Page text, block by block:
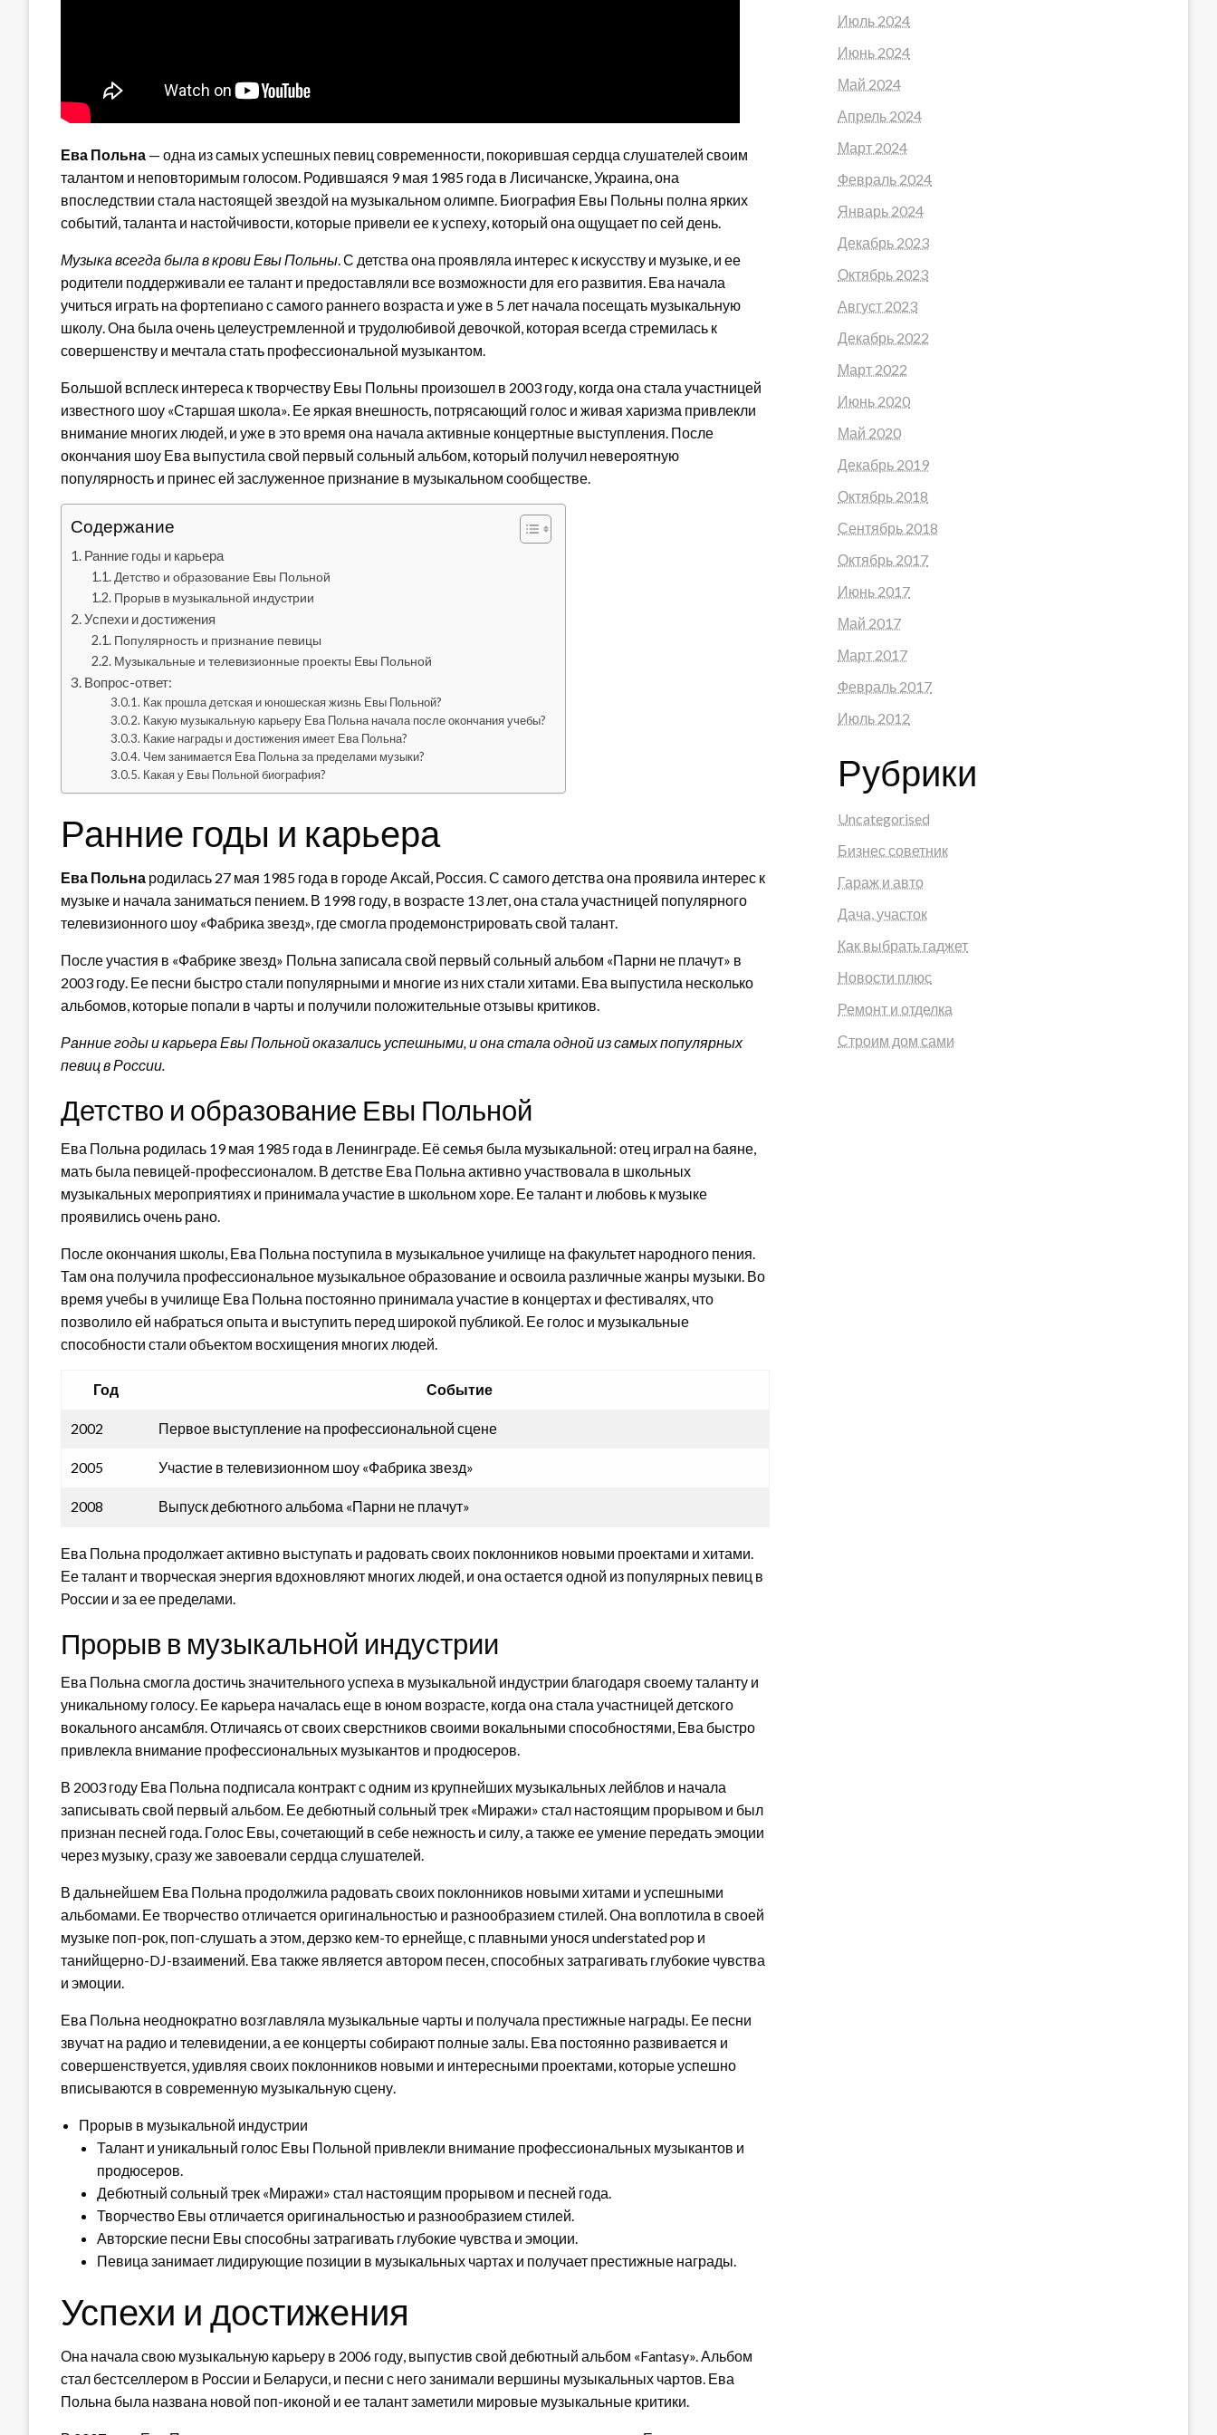
Ева Польна — одна из самых успешных певиц современности, покорившая сердца слушателей своим
талантом и неповторимым голосом. Родившаяся 9 мая 1985 года в Лисичанске, Украина, она
впоследствии стала настоящей звездой на музыкальном олимпе. Биография Евы Польны полна ярких
событий, таланта и настойчивости, которые привели ее к успеху, который она ощущает по сей день.
Музыка всегда была в крови Евы Польны. С детства она проявляла интерес к искусству и музыке, и ее
родители поддерживали ее талант и предоставляли все возможности для его развития. Ева начала
учиться играть на фортепиано с самого раннего возраста и уже в 5 лет начала посещать музыкальную
школу. Она была очень целеустремленной и трудолюбивой девочкой, которая всегда стремилась к
совершенству и мечтала стать профессиональной музыкантом.
Большой всплеск интереса к творчеству Евы Польны произошел в 2003 году, когда она стала участницей
известного шоу «Старшая школа». Ее яркая внешность, потрясающий голос и живая харизма привлекли
внимание многих людей, и уже в это время она начала активные концертные выступления. После
окончания шоу Ева выпустила свой первый сольный альбом, который получил невероятную
популярность и принес ей заслуженное признание в музыкальном сообществе.
Содержание
Ранние годы и карьера
Детство и образование Евы Польной
Прорыв в музыкальной индустрии
Успехи и достижения
Популярность и признание певицы
Музыкальные и телевизионные проекты Евы Польной
Вопрос-ответ:
Как прошла детская и юношеская жизнь Евы Польной?
Какую музыкальную карьеру Ева Польна начала после окончания учебы?
Какие награды и достижения имеет Ева Польна?
Чем занимается Ева Польна за пределами музыки?
Какая у Евы Польной биография?
Ранние годы и карьера
Ева Польна родилась 27 мая 1985 года в городе Аксай, Россия. С самого детства она проявила интерес к
музыке и начала заниматься пением. В 1998 году, в возрасте 13 лет, она стала участницей популярного
телевизионного шоу «Фабрика звезд», где смогла продемонстрировать свой талант.
После участия в «Фабрике звезд» Польна записала свой первый сольный альбом «Парни не плачут» в
2003 году. Ее песни быстро стали популярными и многие из них стали хитами. Ева выпустила несколько
альбомов, которые попали в чарты и получили положительные отзывы критиков.
Ранние годы и карьера Евы Польной оказались успешными, и она стала одной из самых популярных
певиц в России.
Детство и образование Евы Польной
Ева Польна родилась 19 мая 1985 года в Ленинграде. Её семья была музыкальной: отец играл на баяне,
мать была певицей-профессионалом. В детстве Ева Польна активно участвовала в школьных
музыкальных мероприятиях и принимала участие в школьном хоре. Ее талант и любовь к музыке
проявились очень рано.
После окончания школы, Ева Польна поступила в музыкальное училище на факультет народного пения.
Там она получила профессиональное музыкальное образование и освоила различные жанры музыки. Во
время учебы в училище Ева Польна постоянно принимала участие в концертах и фестивалях, что
позволило ей набраться опыта и выступить перед широкой публикой. Ее голос и музыкальные
способности стали объектом восхищения многих людей.
Год Событие
2002 Первое выступление на профессиональной сцене
2005 Участие в телевизионном шоу «Фабрика звезд»
2008 Выпуск дебютного альбома «Парни не плачут»
Ева Польна продолжает активно выступать и радовать своих поклонников новыми проектами и хитами.
Ее талант и творческая энергия вдохновляют многих людей, и она остается одной из популярных певиц в
России и за ее пределами.
Прорыв в музыкальной индустрии
Ева Польна смогла достичь значительного успеха в музыкальной индустрии благодаря своему таланту и
уникальному голосу. Ее карьера началась еще в юном возрасте, когда она стала участницей детского
вокального ансамбля. Отличаясь от своих сверстников своими вокальными способностями, Ева быстро
привлекла внимание профессиональных музыкантов и продюсеров.
В 2003 году Ева Польна подписала контракт с одним из крупнейших музыкальных лейблов и начала
записывать свой первый альбом. Ее дебютный сольный трек «Миражи» стал настоящим прорывом и был
признан песней года. Голос Евы, сочетающий в себе нежность и силу, а также ее умение передать эмоции
через музыку, сразу же завоевали сердца слушателей.
В дальнейшем Ева Польна продолжила радовать своих поклонников новыми хитами и успешными
альбомами. Ее творчество отличается оригинальностью и разнообразием стилей. Она воплотила в своей
музыке поп-рок, поп-слушать а этом, дерзко кем-то ернейще, с плавными унося understated pop и
танийщерно-DJ-взаимений. Ева также является автором песен, способных затрагивать глубокие чувства
и эмоции.
Ева Польна неоднократно возглавляла музыкальные чарты и получала престижные награды. Ее песни
звучат на радио и телевидении, а ее концерты собирают полные залы. Ева постоянно развивается и
совершенствуется, удивляя своих поклонников новыми и интересными проектами, которые успешно
вписываются в современную музыкальную сцену.
Прорыв в музыкальной индустрии
Талант и уникальный голос Евы Польной привлекли внимание профессиональных музыкантов и
продюсеров.
Дебютный сольный трек «Миражи» стал настоящим прорывом и песней года.
Творчество Евы отличается оригинальностью и разнообразием стилей.
Авторские песни Евы способны затрагивать глубокие чувства и эмоции.
Певица занимает лидирующие позиции в музыкальных чартах и получает престижные награды.
Успехи и достижения
Она начала свою музыкальную карьеру в 2006 году, выпустив свой дебютный альбом «Fantasy». Альбом
стал бестселлером в России и Беларуси, и песни с него занимали вершины музыкальных чартов. Ева
Польна была названа новой поп-иконой и ее талант заметили мировые музыкальные критики.
Июль 2024
Июнь 2024
Май 2024
Апрель 2024
Март 2024
Февраль 2024
Январь 2024
Декабрь 2023
Октябрь 2023
Август 2023
Декабрь 2022
Март 2022
Июнь 2020
Май 2020
Декабрь 2019
Октябрь 2018
Сентябрь 2018
Октябрь 2017
Июнь 2017
Май 2017
Март 2017
Февраль 2017
Июль 2012
Рубрики
Uncategorised
Бизнес советник
Гараж и авто
Дача, участок
Как выбрать гаджет
Новости плюс
Ремонт и отделка
Строим дом сами